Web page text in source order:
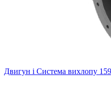
Двигун і Система вихлопу